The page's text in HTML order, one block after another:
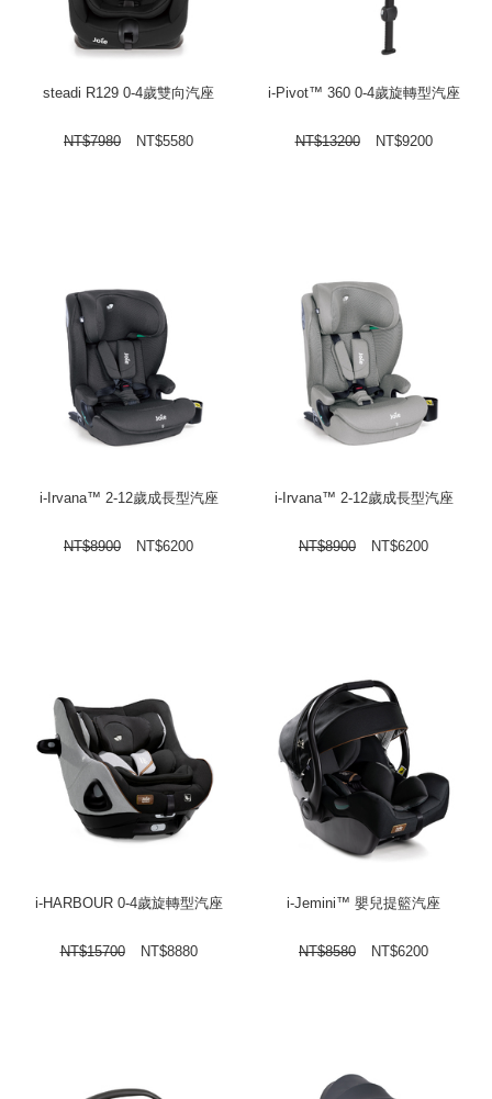
steadi R129 0-4歲雙向汽座
NT$7980 NT$5580
i-Pivot™ 360 0-4歲旋轉型汽座
NT$13200 NT$9200
i-Irvana™ 2-12歲成長型汽座
NT$8900 NT$6200
i-Irvana™ 2-12歲成長型汽座
NT$8900 NT$6200
i-HARBOUR 0-4歲旋轉型汽座
NT$15700 NT$8880
i-Jemini™ 嬰兒提籃汽座
NT$8580 NT$6200